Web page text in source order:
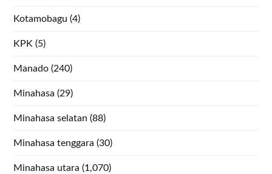
Kotamobagu (4)
KPK (5)
Manado (240)
Minahasa (29)
Minahasa selatan (88)
Minahasa tenggara (30)
Minahasa utara (1,070)